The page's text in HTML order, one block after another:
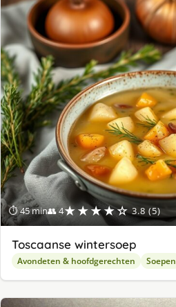
⏱ 45 min👥 4★★★★☆ 3.8 (5)
Toscaanse wintersoep
Avondeten & hoofdgerechten Soepen